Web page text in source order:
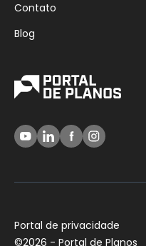
Contato
Blog
Portal de privacidade
©2026 - Portal de Planos